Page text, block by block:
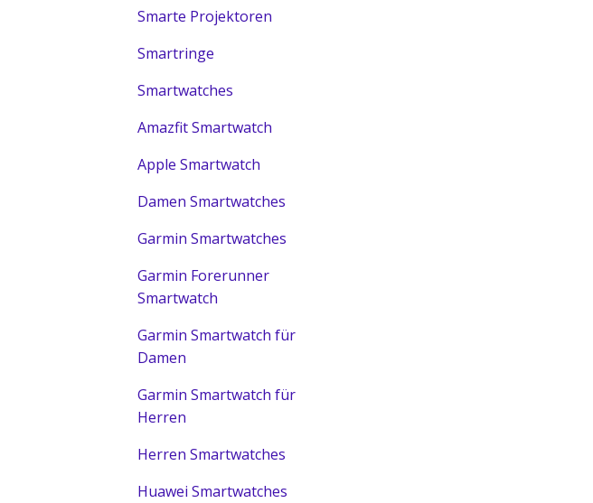
Smarte Projektoren
Smartringe
Smartwatches
Amazfit Smartwatch
Apple Smartwatch
Damen Smartwatches
Garmin Smartwatches
Garmin Forerunner
Smartwatch
Garmin Smartwatch für
Damen
Garmin Smartwatch für
Herren
Herren Smartwatches
Huawei Smartwatches